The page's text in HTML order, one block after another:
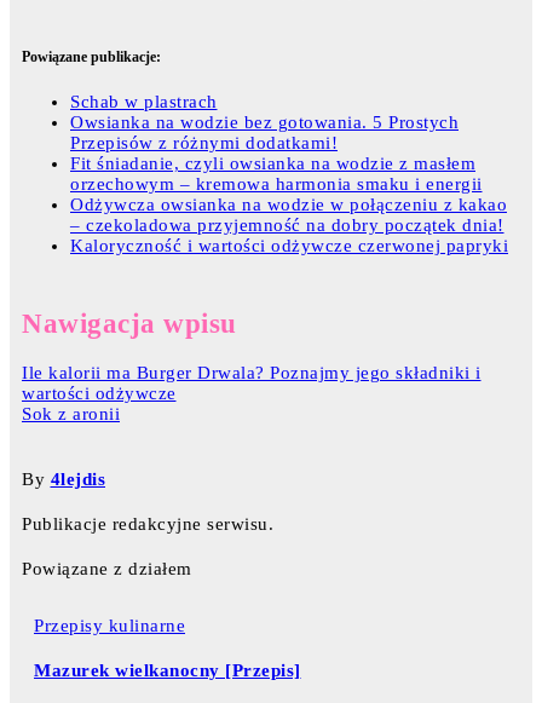
Powiązane publikacje:
Schab w plastrach
Owsianka na wodzie bez gotowania. 5 Prostych
Przepisów z różnymi dodatkami!
Fit śniadanie, czyli owsianka na wodzie z masłem
orzechowym – kremowa harmonia smaku i energii
Odżywcza owsianka na wodzie w połączeniu z kakao
– czekoladowa przyjemność na dobry początek dnia!
Kaloryczność i wartości odżywcze czerwonej papryki
Nawigacja wpisu
Ile kalorii ma Burger Drwala? Poznajmy jego składniki i
wartości odżywcze
Sok z aronii
By 4lejdis
Publikacje redakcyjne serwisu.
Powiązane z działem
Przepisy kulinarne
Mazurek wielkanocny [Przepis]